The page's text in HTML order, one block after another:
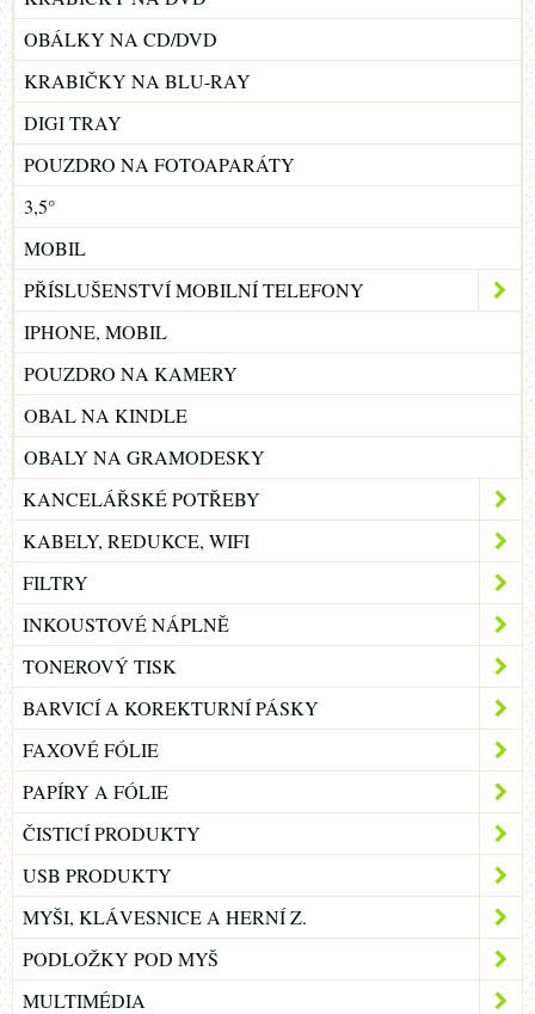
OBÁLKY NA CD/DVD
KRABIČKY NA BLU-RAY
DIGI TRAY
POUZDRO NA FOTOAPARÁTY
3,5°
MOBIL
PŘÍSLUŠENSTVÍ MOBILNÍ TELEFONY
IPHONE, MOBIL
POUZDRO NA KAMERY
OBAL NA KINDLE
OBALY NA GRAMODESKY
KANCELÁŘSKÉ POTŘEBY
KABELY, REDUKCE, WIFI
FILTRY
INKOUSTOVÉ NÁPLNĚ
TONEROVÝ TISK
BARVICÍ A KOREKTURNÍ PÁSKY
FAXOVÉ FÓLIE
PAPÍRY A FÓLIE
ČISTICÍ PRODUKTY
USB PRODUKTY
MYŠI, KLÁVESNICE A HERNÍ Z.
PODLOŽKY POD MYŠ
MULTIMÉDIA